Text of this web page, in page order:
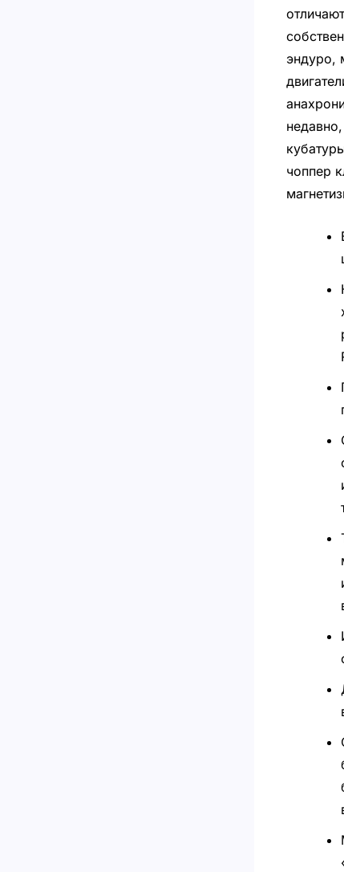
эндуро,
чоппер